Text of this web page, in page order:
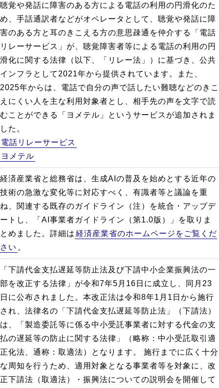
聴覚や発話に障害のある方による電話の利用の円滑化のた
め、手話通訳者などがオペレータとして、聴覚や発話に障
害のある方と耳のきこえる方の意思疎通を仲介する「電話
リレーサービス」が、聴覚障害者等による電話の利用の円
滑化に関する法律（以下、「リレー法」）に基づき、公共
インフラとして2021年から提供されています。また、
2025年からは、電話で自分の声で話したい難聴などのきこ
えにくい人を主な利用対象者とし、相手先の声を文字で読
むことができる「ヨメテル」というサービスが追加されま
した。
電話リレーサービス
ヨメテル
経済産業省と総務省は、生成AIの普及を始めとする近年の
技術の急激な変化等に対応すべく、有識者等と議論を重
ね、関連する既存のガイドライン（注）を統合・アップデ
ートし、「AI事業者ガイドライン（第1.0版）」を取りま
とめました。詳細は 経済産業省のホームページをご覧くだ
さい 。
「下請代金支払遅延等防止法及び下請中小企業振興法の一
部を改正する法律」が令和7年5月16日に成立し、同月23
日に公布されました。本改正法は令和8年1月1日から施行
され、法律名の「下請代金支払遅延等防止法」（下請法）
は、「製造委託等に係る中小受託事業者に対する代金の支
払の遅延等の防止に関する法律」（略称：中小受託取引適
正化法、通称：取適法）となります。 施行までに広く十分
な周知を行うため、適用対象となる事業者等を対象に、改
正下請法（取適法）・振興法についての説明会を開催して